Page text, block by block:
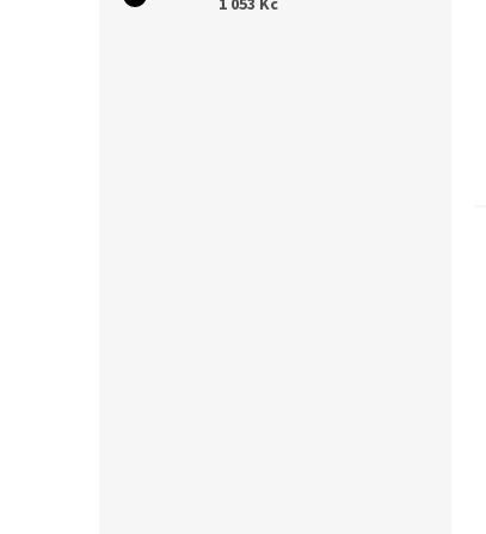
1 053 Kč